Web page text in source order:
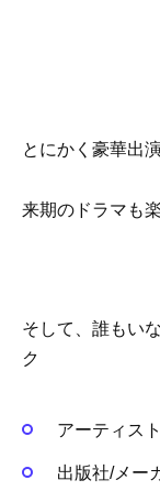
とにかく豪華出
来期のドラマも
そして、誰もい
ク
アーティス
出版社/メー